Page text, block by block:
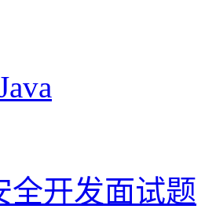
全开发面试题